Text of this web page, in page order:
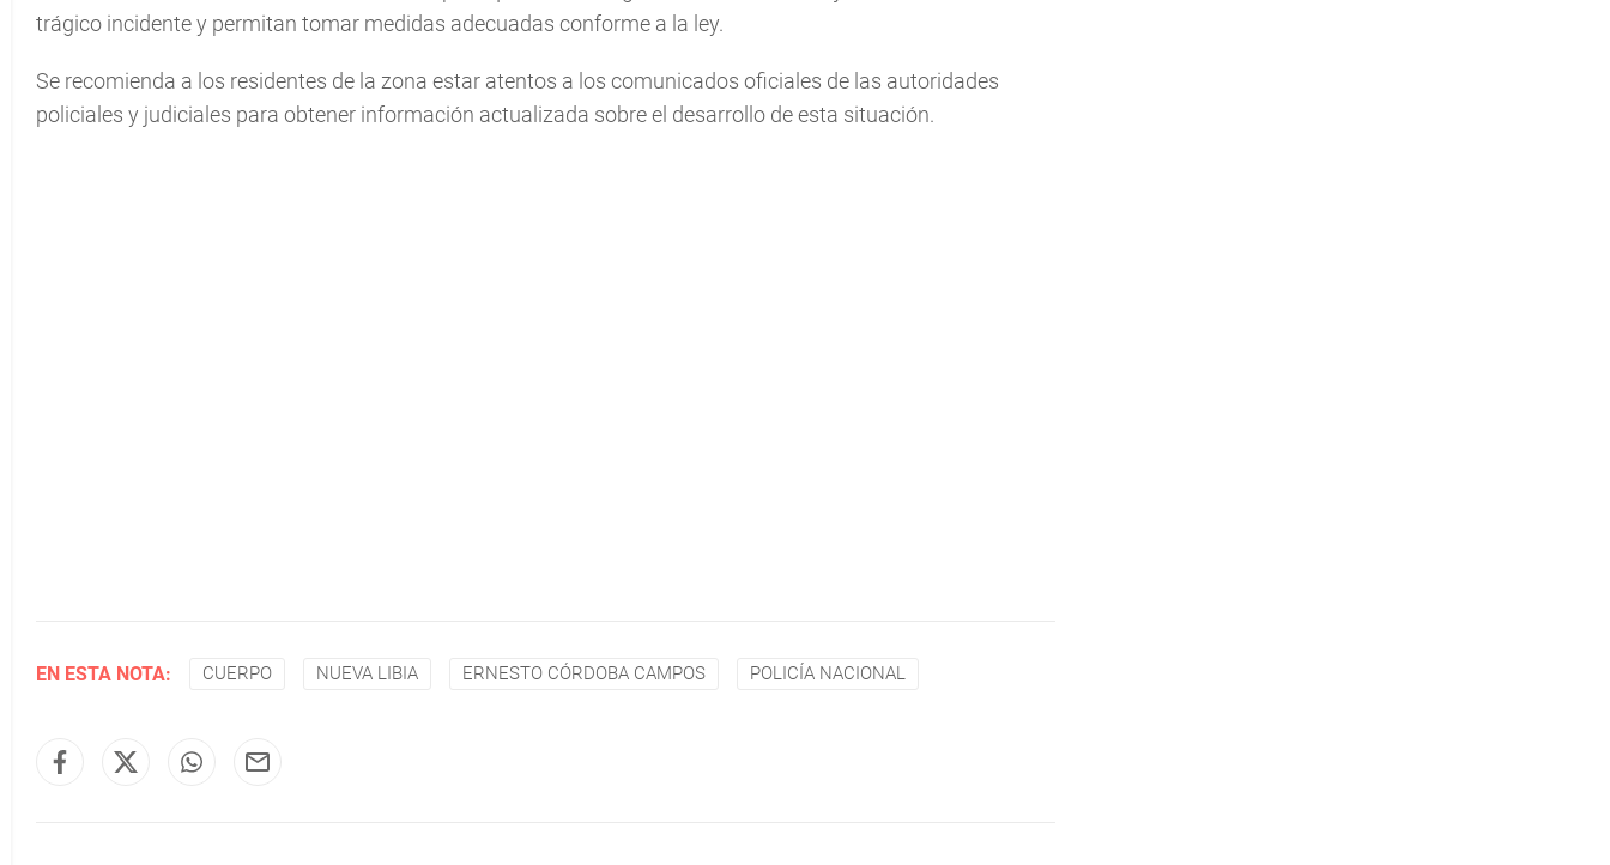
trágico incidente y permitan tomar medidas adecuadas conforme a la ley.
Se recomienda a los residentes de la zona estar atentos a los comunicados oficiales de las autoridades
policiales y judiciales para obtener información actualizada sobre el desarrollo de esta situación.
EN ESTA NOTA: CUERPO NUEVA LIBIA ERNESTO CÓRDOBA CAMPOS POLICÍA NACIONAL